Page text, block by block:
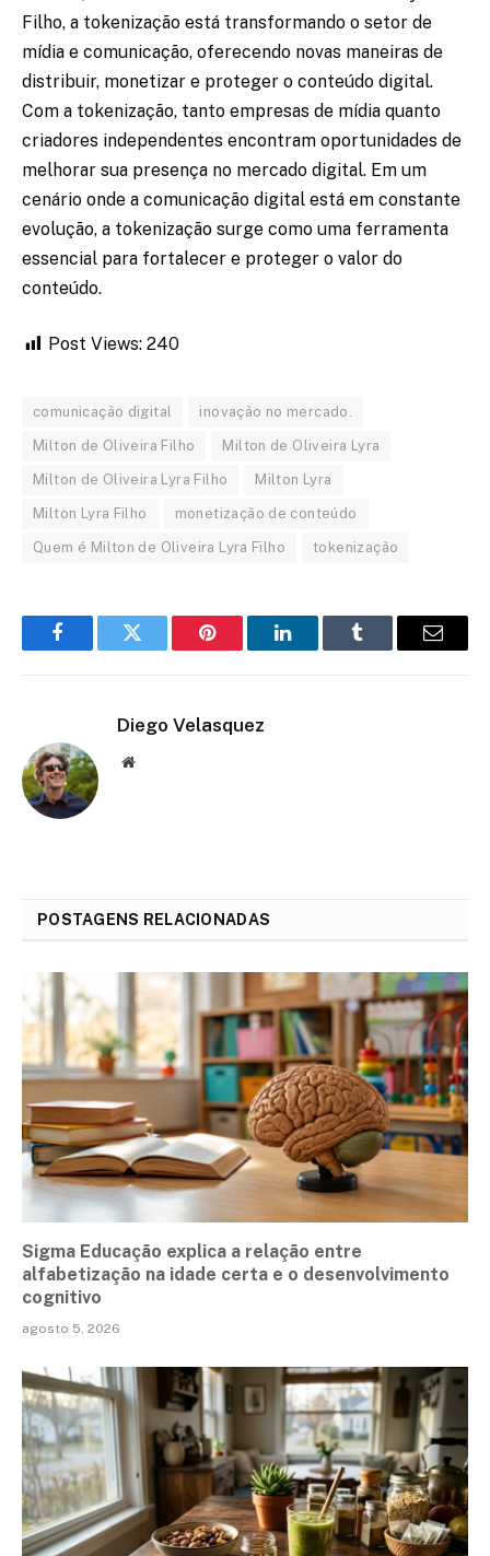
Filho, a tokenização está transformando o setor de
mídia e comunicação, oferecendo novas maneiras de
distribuir, monetizar e proteger o conteúdo digital.
Com a tokenização, tanto empresas de mídia quanto
criadores independentes encontram oportunidades de
melhorar sua presença no mercado digital. Em um
cenário onde a comunicação digital está em constante
evolução, a tokenização surge como uma ferramenta
essencial para fortalecer e proteger o valor do
conteúdo.
Post Views: 240
comunicação digital inovação no mercado.
Milton de Oliveira Filho Milton de Oliveira Lyra
Milton de Oliveira Lyra Filho Milton Lyra
Milton Lyra Filho monetização de conteúdo
Quem é Milton de Oliveira Lyra Filho tokenização
FacebookTwitter Pinterest LinkedInTumblr Email
Diego Velasquez
Website
POSTAGENS RELACIONADAS
Sigma Educação explica a relação entre
alfabetização na idade certa e o desenvolvimento
cognitivo
agosto 5, 2026